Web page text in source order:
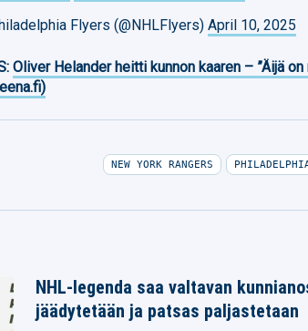
Flyers (@NHLFlyers)April 10, 2025
Oliver Helander heitti kunnon kaaren – ”Äijä
NEW YORK RANGERS
NHL-legenda saa valtavan
jäädytetään ja patsas paljastetaan